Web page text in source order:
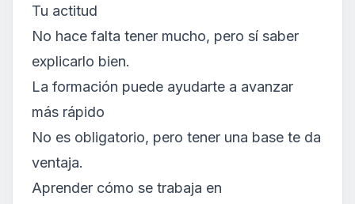
Tu actitud
No hace falta tener mucho, pero sí saber
explicarlo bien.
La formación puede ayudarte a avanzar
más rápido
No es obligatorio, pero tener una base te da
ventaja.
Aprender cómo se trabaja en